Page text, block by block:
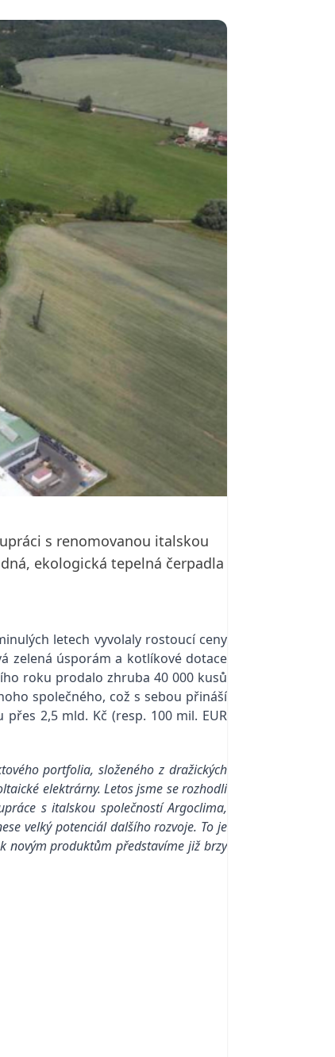
s renomovanou italskou
ekologická tepelná čerpadla
letech vyvolaly rostoucí ceny
zelená úsporám a kotlíkové dotace
roku prodalo zhruba 40 000 kusů
společného, což s sebou přináší
2,5 mld. Kč (resp. 100 mil. EUR
portfolia, složeného z dražických
elektrárny. Letos jsme se rozhodli
s italskou společností Argoclima,
velký potenciál dalšího rozvoje. To je
novým produktům představíme již brzy